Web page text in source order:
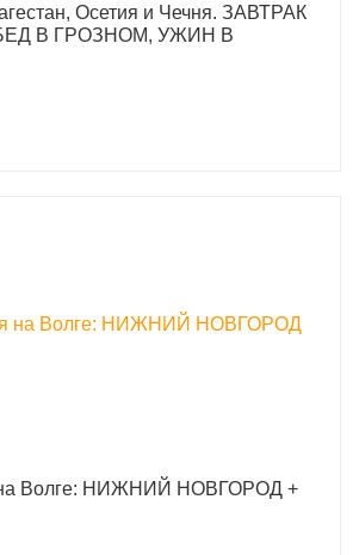
Осетия и Чечня. ЗАВТРАК
В ГРОЗНОМ, УЖИН В
на Волге: НИЖНИЙ НОВГОРОД +